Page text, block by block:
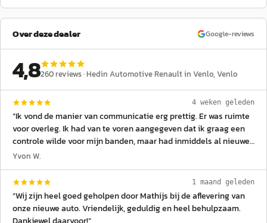
Over deze dealer Google-reviews
4,8260reviews ·Hedin Automotive Renault in Venlo, Venlo
4 weken geleden
“Ik vond de manier van communicatie erg prettig. Er was ruimte
voor overleg. Ik had van te voren aangegeven dat ik graag een
controle wilde voor mijn banden, maar had inmiddels al nieuwe
banden erop laten leggen. Dat was allemaal geen probleem.
Gedurende de de dag nog een extra check of APK keuring nog
moest. Daarna nog een afstemming over extra zaken die tijdens
de keuring naar boven kwamen. Ik vond het transparant en
duidelijk. Ik vond het ook fijn dat er meegedacht werd in het
Yvon W.
1 maand geleden
“Wij zijn heel goed geholpen door Mathijs bij de aflevering van
onze nieuwe auto. Vriendelijk, geduldig en heel behulpzaam.